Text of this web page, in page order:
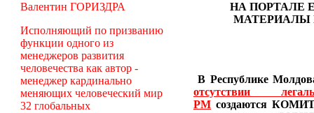
Валентин ГОРИЗДРА
Исполняющий по призванию
функции одного из
менеджеров развития
человечества как автор -
менеджер кардинально
меняющих человеческий мир
32 глобальных
НА ПОРТАЛЕ
МАТЕРИАЛЫ
В Республике
отсутствии
РМ создаются